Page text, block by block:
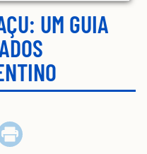
UM GUIA